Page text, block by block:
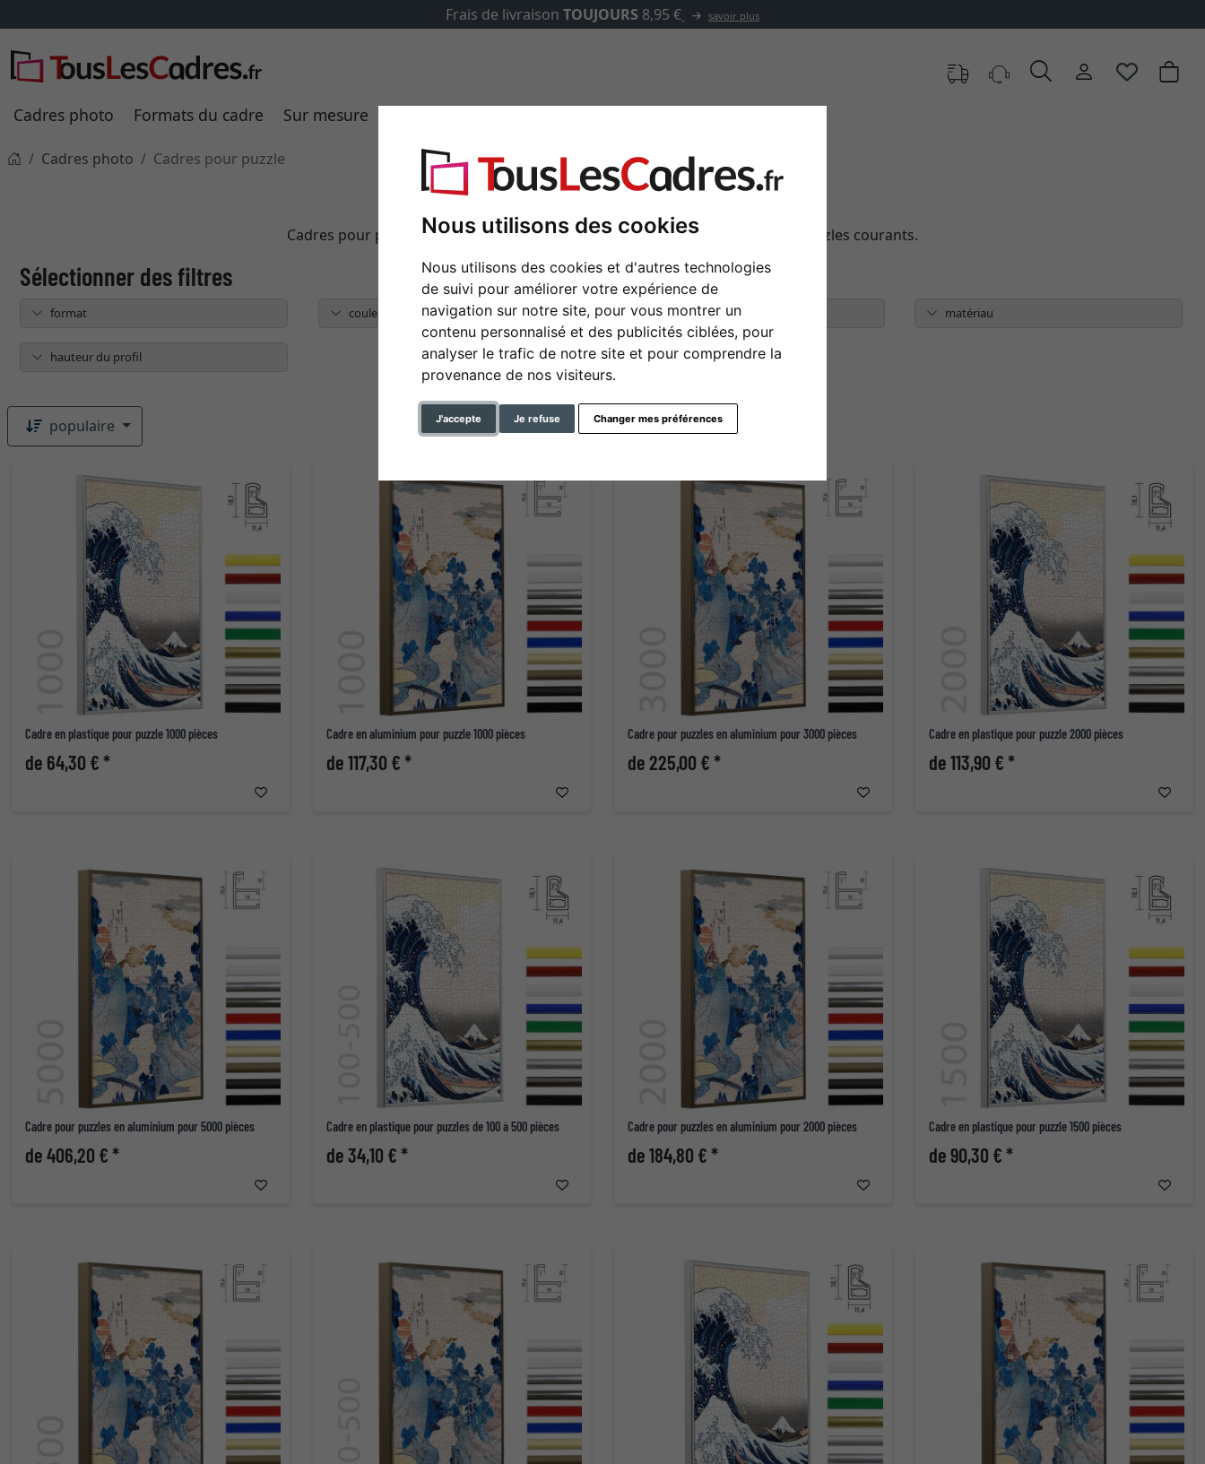
Nous utilisons des cookies
Nous utilisons des cookies et d'autres technologies
de suivi pour améliorer votre expérience de
navigation sur notre site, pour vous montrer un
contenu personnalisé et des publicités ciblées, pour
analyser le trafic de notre site et pour comprendre la
provenance de nos visiteurs.
J'accepte Je refuse Changer mes préférences
✓500 000 articles au choix
Cadres photo Formats du cadre Sur mesure
Cadres photo Cadres pour puzzle
Cadres pour puzzle
Cadres pour puzzles dans de nombreuses tailles standard de fabricants de puzzles courants.
format couleur sur mesure matériau
hauteur du profil
populaire
Cadre en plastique pour puzzle 1000 pièces
de 64,30 € *
Cadre en aluminium pour puzzle 1000 pièces
de 117,30 € *
Cadre pour puzzles en aluminium pour 3000 pièces
de 225,00 € *
Cadre en plastique pour puzzle 2000 pièces
de 113,90 € *
Cadre pour puzzles en aluminium pour 5000 pièces
de 406,20 € *
Cadre en plastique pour puzzles de 100 à 500 pièces
de 34,10 € *
Cadre pour puzzles en aluminium pour 2000 pièces
de 184,80 € *
Cadre en plastique pour puzzle 1500 pièces
de 90,30 € *